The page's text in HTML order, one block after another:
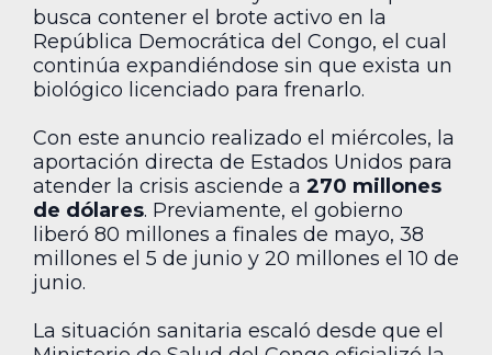
busca contener el brote activo en la
República Democrática del Congo, el cual
continúa expandiéndose sin que exista un
biológico licenciado para frenarlo.
Con este anuncio realizado el miércoles, la
aportación directa de Estados Unidos para
atender la crisis asciende a 270 millones
de dólares. Previamente, el gobierno
liberó 80 millones a finales de mayo, 38
millones el 5 de junio y 20 millones el 10 de
junio.
La situación sanitaria escaló desde que el